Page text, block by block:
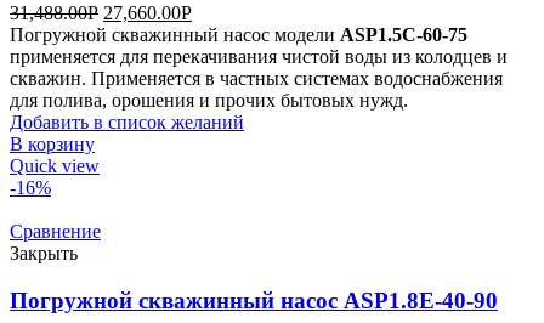
31,488.00Р 27,660.00Р
Погружной скважинный насос модели ASP1.5C-60-75
применяется для перекачивания чистой воды из колодцев и
скважин. Применяется в частных системах водоснабжения
для полива, орошения и прочих бытовых нужд.
Добавить в список желаний
В корзину
Quick view
-16%
Сравнение
Закрыть
Погружной скважинный насос ASP1.8Е-40-90